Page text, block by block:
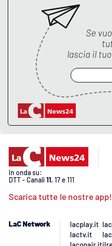
Se
lascia il
In onda su:
DTT - Canali 11, 17 e 111
Scarica tutte le nostre app!
LaC Network
lacplay.it
lactv.it